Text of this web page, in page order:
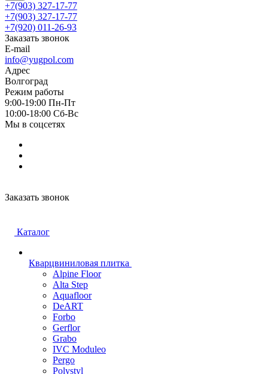
+7(903) 327-17-77
+7(903) 327-17-77
+7(920) 011-26-93
Заказать звонок
E-mail
info@yugpol.com
Адрес
Волгоград
Режим работы
9:00-19:00 Пн-Пт
10:00-18:00 Cб-Вс
Мы в соцсетях
Заказать звонок
Каталог
Кварцвиниловая плитка
Alpine Floor
Alta Step
Aquafloor
DeART
Forbo
Gerflor
Grabo
IVC Moduleo
Pergo
Polystyl